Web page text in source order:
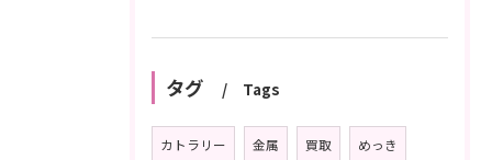
タグ Tags
カトラリー 金属 買取 めっき